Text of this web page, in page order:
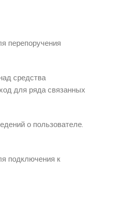
перепоручения
средства
для ряда связанных
о пользователе.
подключения к